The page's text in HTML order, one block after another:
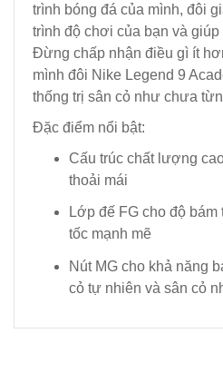
trình bóng đá của mình, đôi
trình độ chơi của bạn và
Đừng chấp nhận điều gì ít
mình đôi Nike Legend 9
thống trị sân cỏ như chưa
Đặc điểm nổi bật:
Cấu trúc chất lượng
thoải mái
Lớp đế FG cho độ
tốc mạnh mẽ
Nút MG cho khả năng
cỏ tự nhiên và sân cỏ